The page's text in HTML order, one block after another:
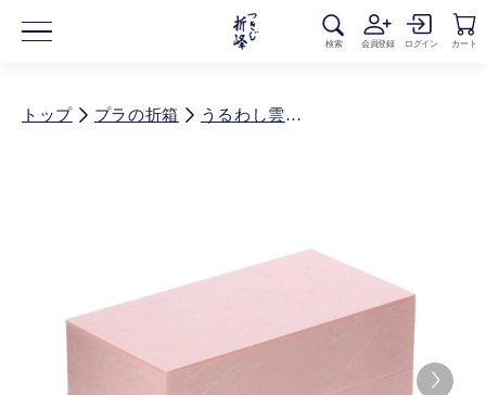
ンツに
進む
検索 会員登録 ログイン カート
トップ プラの折箱 うるわし雲竜 薄ざくら 2段折 70